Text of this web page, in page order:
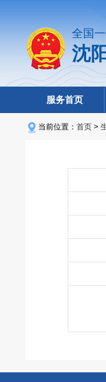
全国
沈
服务首页
当前位置： 首页 >